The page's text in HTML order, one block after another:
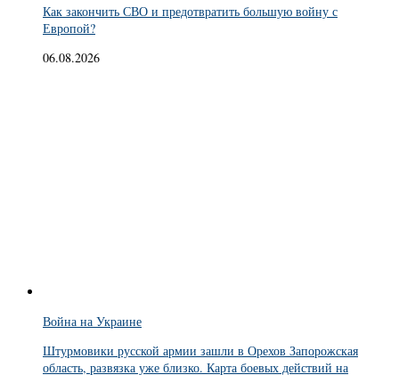
Как закончить СВО и предотвратить большую войну с
Европой?
06.08.2026
Война на Украине
Штурмовики русской армии зашли в Орехов Запорожская
область, развязка уже близко. Карта боевых действий на